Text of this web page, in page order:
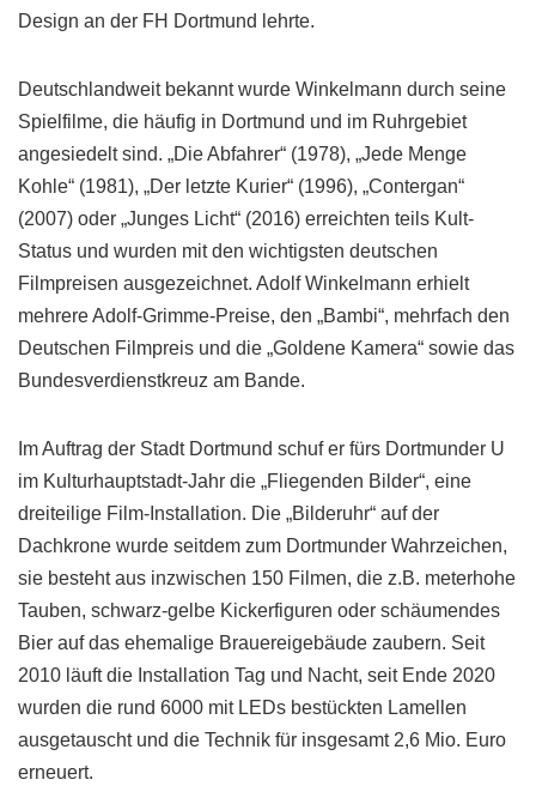
Design an der FH Dortmund lehrte.
Deutschlandweit bekannt wurde Winkelmann durch seine
Spielfilme, die häufig in Dortmund und im Ruhrgebiet
angesiedelt sind. „Die Abfahrer“ (1978), „Jede Menge
Kohle“ (1981), „Der letzte Kurier“ (1996), „Contergan“
(2007) oder „Junges Licht“ (2016) erreichten teils Kult-
Status und wurden mit den wichtigsten deutschen
Filmpreisen ausgezeichnet. Adolf Winkelmann erhielt
mehrere Adolf-Grimme-Preise, den „Bambi“, mehrfach den
Deutschen Filmpreis und die „Goldene Kamera“ sowie das
Bundesverdienstkreuz am Bande.
Im Auftrag der Stadt Dortmund schuf er fürs Dortmunder U
im Kulturhauptstadt-Jahr die „Fliegenden Bilder“, eine
dreiteilige Film-Installation. Die „Bilderuhr“ auf der
Dachkrone wurde seitdem zum Dortmunder Wahrzeichen,
sie besteht aus inzwischen 150 Filmen, die z.B. meterhohe
Tauben, schwarz-gelbe Kickerfiguren oder schäumendes
Bier auf das ehemalige Brauereigebäude zaubern. Seit
2010 läuft die Installation Tag und Nacht, seit Ende 2020
wurden die rund 6000 mit LEDs bestückten Lamellen
ausgetauscht und die Technik für insgesamt 2,6 Mio. Euro
erneuert.